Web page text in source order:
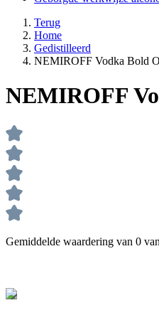
Terug
Home
Gedistilleerd
NEMIROFF Vodka Bold
NEMIROFF
Gemiddelde waardering van 0